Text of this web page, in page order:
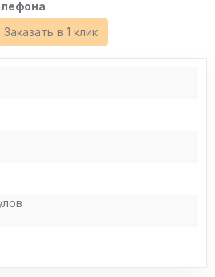
Заказать в 1 клик